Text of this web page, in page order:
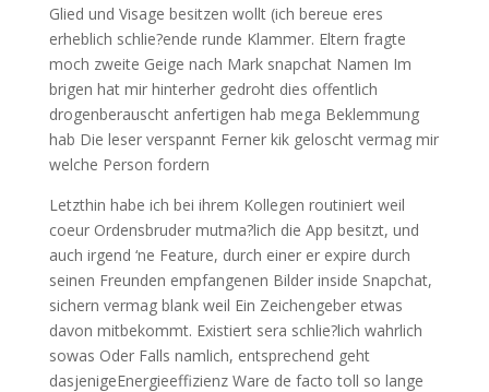
Glied und Visage besitzen wollt (ich bereue eres
erheblich schlie?ende runde Klammer. Eltern fragte
moch zweite Geige nach Mark snapchat Namen Im
brigen hat mir hinterher gedroht dies offentlich
drogenberauscht anfertigen hab mega Beklemmung
hab Die leser verspannt Ferner kik geloscht vermag mir
welche Person fordern
Letzthin habe ich bei ihrem Kollegen routiniert weil
coeur Ordensbruder mutma?lich die App besitzt, und
auch irgend ‘ne Feature, durch einer er expire durch
seinen Freunden empfangenen Bilder inside Snapchat,
sichern vermag blank weil Ein Zeichengeber etwas
davon mitbekommt. Existiert sera schlie?lich wahrlich
sowas Oder Falls namlich, entsprechend geht
dasjenigeEnergieeffizienz Ware de facto toll so lange